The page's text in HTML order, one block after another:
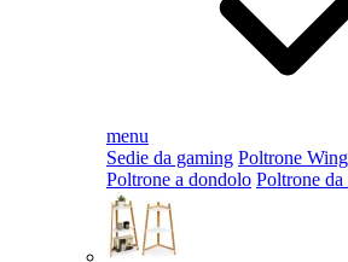
menu
Sedie da gaming Poltrone
Poltrone a dondolo Poltrone da